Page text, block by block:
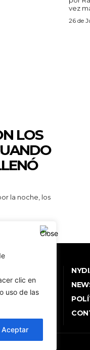
clic en
uso de las
Aceptar
vez
26 de
LOS
de papel.
En español.